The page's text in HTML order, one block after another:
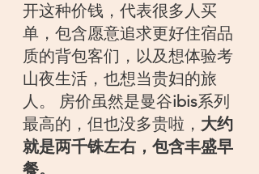
开这种价钱，代表很多人买
单，包含愿意追求更好住宿品
质的背包客们，以及想体验考
山夜生活，也想当贵妇的旅
人。 房价虽然是曼谷ibis系列
最高的，但也没多贵啦， 大约
就是两千铢左右，包含丰盛早
餐。